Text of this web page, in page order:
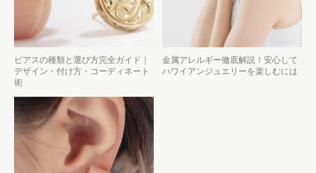
ピアスの種類と選び方完全ガイド｜
デザイン・付け方・コーディネート
術
金属アレルギー徹底解説！安心して
ハワイアンジュエリーを楽しむには